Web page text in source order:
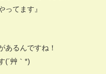
ってます』
あるんですね！
(´艸｀*)